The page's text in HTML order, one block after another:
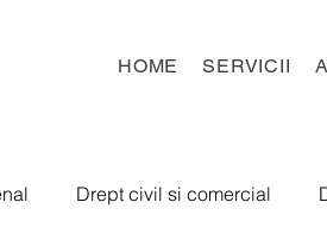
HOME SERVICII
Drept civil si comercial